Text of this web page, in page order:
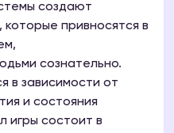
создают
которые привносятся в
сознательно.
в зависимости от
и состояния
игры состоит в